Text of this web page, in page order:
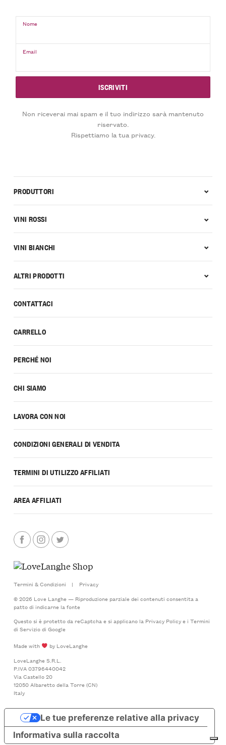
Nome
Email
Non riceverai mai spam e il tuo indirizzo sarà mantenuto
riservato.
Rispettiamo la tua privacy.
CONTATTACI
CARRELLO
PERCHÉ NOI
CHI SIAMO
LAVORA CON NOI
CONDIZIONI GENERALI DI VENDITA
TERMINI DI UTILIZZO AFFILIATI
AREA AFFILIATI
PRODUTTORI
VINI ROSSI
VINI BIANCHI
ALTRI PRODOTTI
Termini & Condizioni |
Privacy
© 2026 Love Langhe — Riproduzione parziale dei contenuti consentita a
patto di indicarne la fonte
Questo si è protetto da reCaptcha e si applicano la Privacy Policye i Termini
di Serviziodi Google
Made with
by LoveLanghe
LoveLanghe S.R.L.
P.IVA 03796440042
Via Castello 20
12050 Albaretto della Torre (CN)
Italy
Informativa sulla raccolta
Le tue preferenze relative alla privacy